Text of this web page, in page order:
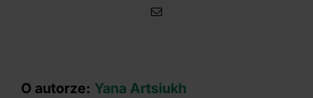
Email
O autorze: Yana Artsiukh